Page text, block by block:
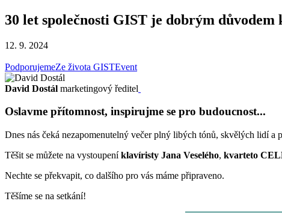
30 let společnosti GIST je dobrým důvodem
12. 9. 2024
PodporujemeZe života GISTEvent
David Dostál marketingový ředitel
Oslavme přítomnost, inspirujme se pro budoucnost...
Dnes nás čeká nezapomenutelný večer plný libých tónů, skvělých lidí a
Těšit se můžete na vystoupeníklavíristy Jana Veselého, kvarteto
Nechte se překvapit, co dalšího pro vás máme připraveno.
Těšíme se na setkání!